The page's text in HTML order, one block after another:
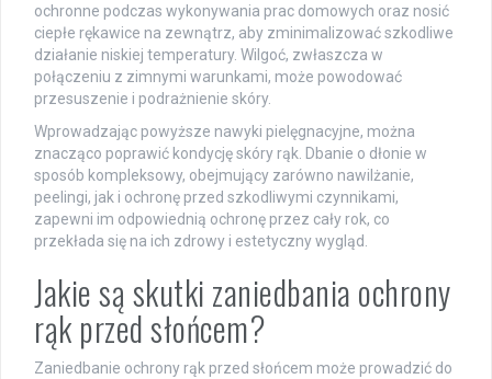
ochronne podczas wykonywania prac domowych oraz nosić
ciepłe rękawice na zewnątrz, aby zminimalizować szkodliwe
działanie niskiej temperatury. Wilgoć, zwłaszcza w
połączeniu z zimnymi warunkami, może powodować
przesuszenie i podrażnienie skóry.
Wprowadzając powyższe nawyki pielęgnacyjne, można
znacząco poprawić kondycję skóry rąk. Dbanie o dłonie w
sposób kompleksowy, obejmujący zarówno nawilżanie,
peelingi, jak i ochronę przed szkodliwymi czynnikami,
zapewni im odpowiednią ochronę przez cały rok, co
przekłada się na ich zdrowy i estetyczny wygląd.
Jakie są skutki zaniedbania ochrony
rąk przed słońcem?
Zaniedbanie ochrony rąk przed słońcem może prowadzić do